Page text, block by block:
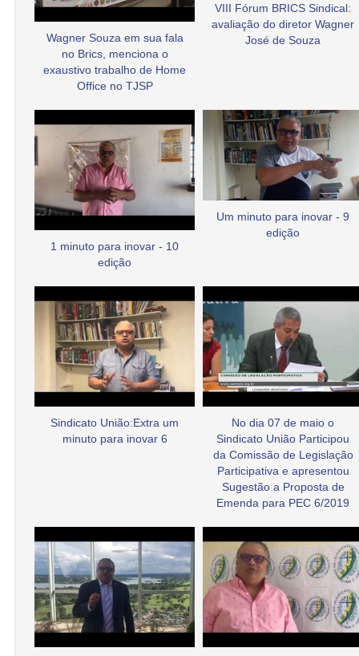
Wagner Souza em sua fala
no Brics, menciona o
exaustivo trabalho de Home
Office no TJSP
VIII Fórum BRICS Sindical:
avaliação do diretor Wagner
José de Souza
1 minuto para inovar - 10
edição
Um minuto para inovar - 9
edição
Sindicato União:Extra um
minuto para inovar 6
No dia 07 de maio o
Sindicato União Participou
da Comissão de Legislação
Participativa e apresentou
Sugestão a Proposta de
Emenda para PEC 6/2019